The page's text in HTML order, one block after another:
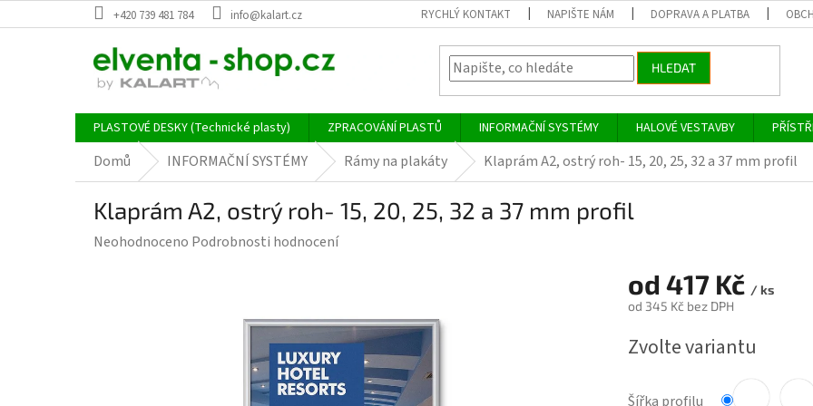
na
+420 739 481 784 info@kalart.cz RYCHLÝ KONTAKT NAPIŠTE NÁM DOPRAVA A PLATBA
HLEDAT
PLASTOVÉ DESKY (Technické plasty) ZPRACOVÁNÍ PLASTŮ INFORMAČNÍ SYSTÉMY HALOVÉ VESTAVBY
Domů INFORMAČNÍ SYSTÉMY Rámy na plakáty Klaprám A2, ostrý roh- 15, 20, 25, 32 a 37 mm profil
Klaprám A2, ostrý roh- 15, 20, 25, 32 a 37 mm profil
Průměrné
Neohodnoceno Podrobnosti hodnocení
od 417 Kč / ks
od 345 Kč bez DPH
cena:
Zvolte variantu
Šířka profilu